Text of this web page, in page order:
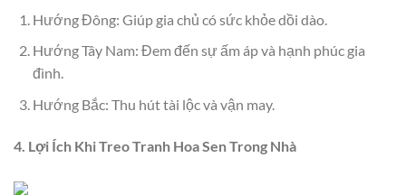
Hướng Đông: Giúp gia chủ có sức khỏe dồi dào.
Hướng Tây Nam: Đem đến sự ấm áp và hạnh phúc gia
đình.
Hướng Bắc: Thu hút tài lộc và vận may.
4. Lợi Ích Khi Treo Tranh Hoa Sen Trong Nhà